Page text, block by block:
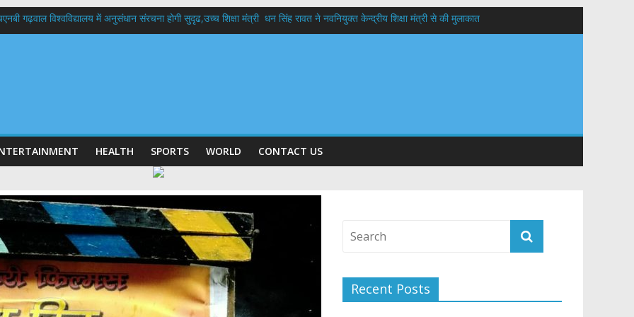
गढ़वाल विश्वविद्यालय में अनुसंधान संरचना होगी सुदृढ,उच्च शिक्षा मंत्री धन सिंह रावत ने नवनियुक्त केन्द्रीय शिक्षा मंत्री से की मुलाकात
दिवस पर मुख्यमंत्री धामी ने उत्कृष्ट बुनकरों और हस्तशिल्प कारीगरों को किया सम्मानित
HEALTH SPORTS WORLD CONTACT US
Recent Posts